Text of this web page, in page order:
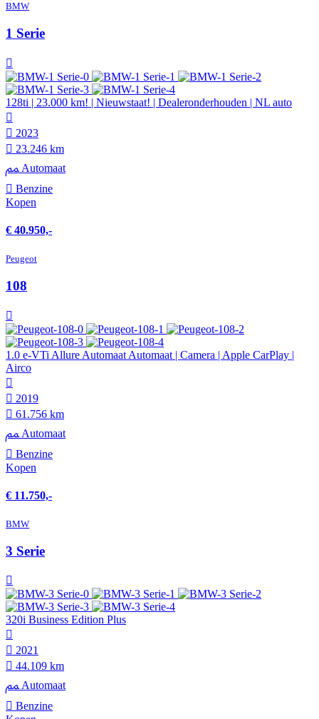
BMW
1 Serie
128ti | 23.000 km! | Nieuwstaat! | Dealeronderhouden | NL auto
2023
23.246 km
Automaat
Benzine
Kopen
€ 40.950,-
Peugeot
108
1.0 e-VTi Allure Automaat Automaat | Camera | Apple CarPlay |
Airco
2019
61.756 km
Automaat
Benzine
Kopen
€ 11.750,-
BMW
3 Serie
320i Business Edition Plus
2021
44.109 km
Automaat
Benzine